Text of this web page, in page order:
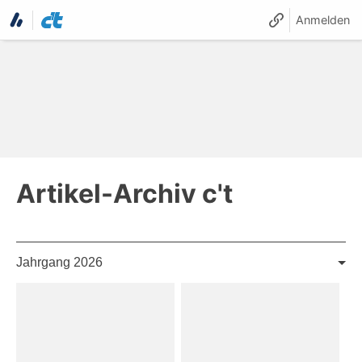
Anmelden
Artikel-Archiv c't
Jahrgang 2026